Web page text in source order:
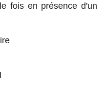
fois en présence d'un